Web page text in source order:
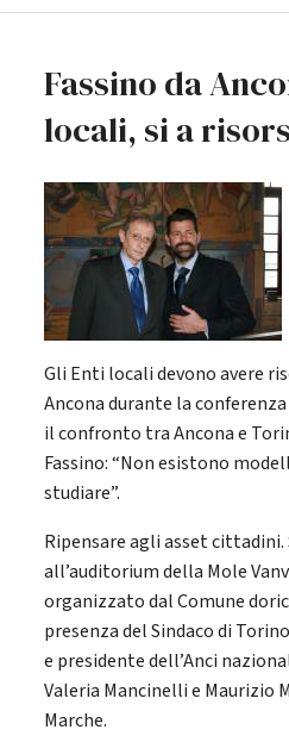
Fassino da
locali, si a
Gli Enti locali devono avere
Ancona durante la
il confronto tra Ancona e
Fassino: “Non esistono
studiare”.
Ripensare agli asset
all’auditorium della Mole
organizzato dal Comune
presenza del Sindaco di
e presidente dell’Anci
Valeria Mancinelli e Maurizio
Marche.